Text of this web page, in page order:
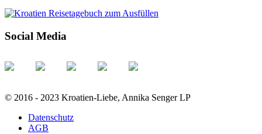
Social Media
© 2016 - 2023 Kroatien-Liebe, Annika Senger LP
Datenschutz
AGB